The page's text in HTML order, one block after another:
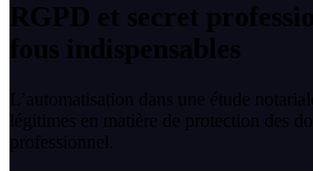
RGPD et secret
fous indispensables
L’automatisation dans une étude
légitimes en matière de protection des
professionnel.